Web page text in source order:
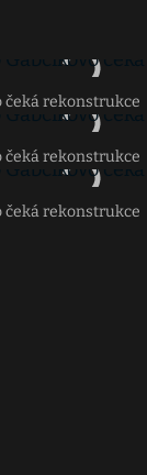
čeká rekonstrukce
čeká rekonstrukce
čeká rekonstrukce